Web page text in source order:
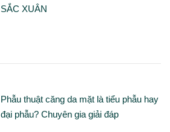
SẮC XUÂN
Phẫu thuật căng da mặt là tiểu phẫu hay
đại phẫu? Chuyên gia giải đáp